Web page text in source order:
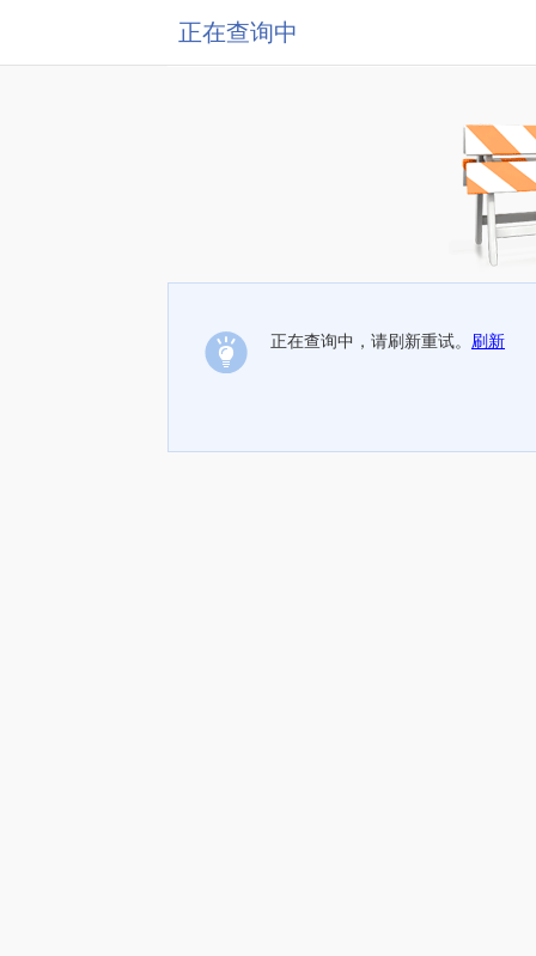
正在查询中
正在查询中，请刷新重试。 刷新